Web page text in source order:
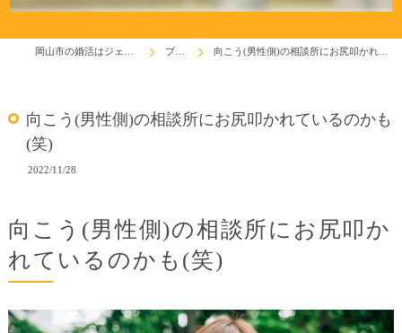
ブログ 向こう(男性側)の相談所にお尻叩かれているのかも(笑)
向こう(男性側)の相談所にお尻叩かれているのかも
(笑)
2022/11/28
向こう(男性側)の相談所にお尻叩か
れているのかも(笑)